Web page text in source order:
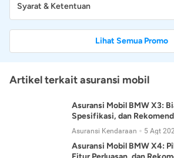
Syarat & Ketentuan
Lihat Semua Promo
Artikel terkait asuransi mobil
Asuransi Mobil BMW X3:
Spesifikasi, dan
Asuransi Kendaraan 5 Agt
Asuransi Mobil BMW X4: